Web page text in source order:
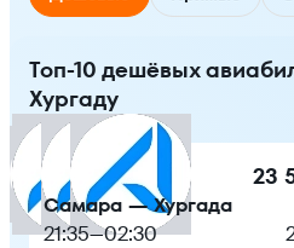
Топ-10 дешёвых
Хургаду
23
Самара — Хургада
21:35—02:30